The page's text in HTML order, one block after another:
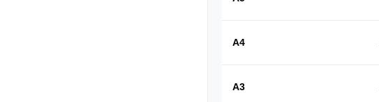
A4
A3